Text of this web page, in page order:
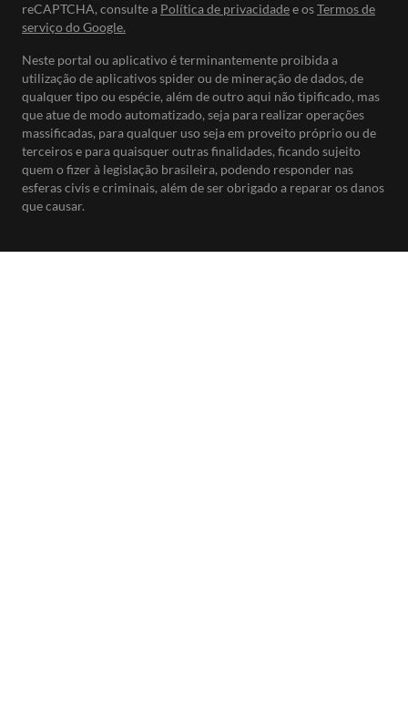
reCAPTCHA, consulte a Política de privacidadee osTermos de
serviço do Google.
Neste portal ou aplicativo é terminantemente proibida a
utilização de aplicativos spider ou de mineração de dados, de
qualquer tipo ou espécie, além de outro aqui não tipificado, mas
que atue de modo automatizado, seja para realizar operações
massificadas, para qualquer uso seja em proveito próprio ou de
terceiros e para quaisquer outras finalidades, ficando sujeito
quem o fizer à legislação brasileira, podendo responder nas
esferas civis e criminais, além de ser obrigado a reparar os danos
que causar.